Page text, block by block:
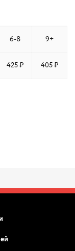
6-8 9+
425 ₽ 405 ₽